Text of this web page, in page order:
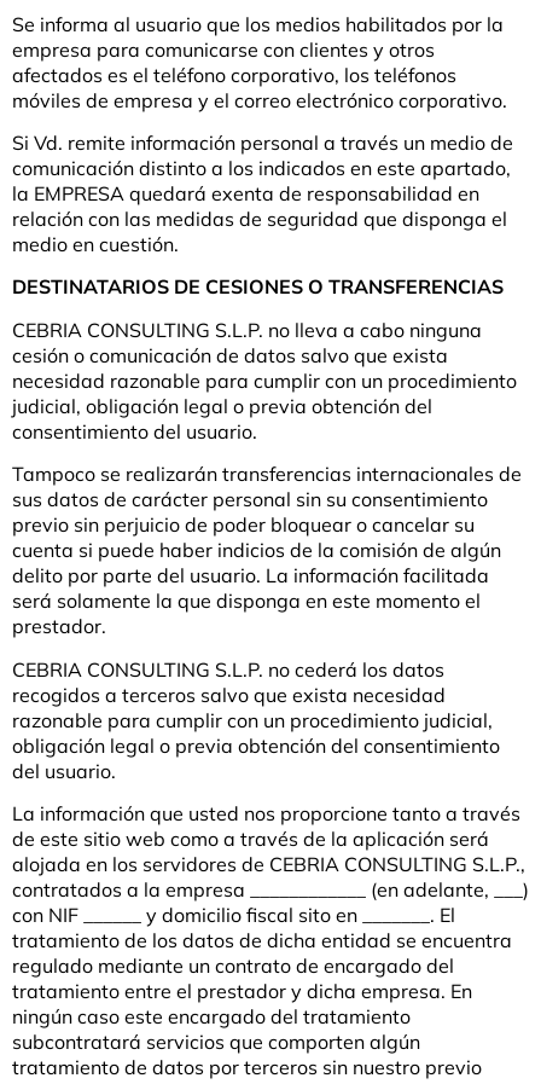
Se informa al usuario que los medios habilitados por la
empresa para comunicarse con clientes y otros
afectados es el teléfono corporativo, los teléfonos
móviles de empresa y el correo electrónico corporativo.
Si Vd. remite información personal a través un medio de
comunicación distinto a los indicados en este apartado,
la EMPRESA quedará exenta de responsabilidad en
relación con las medidas de seguridad que disponga el
medio en cuestión.
DESTINATARIOS DE CESIONES O TRANSFERENCIAS
CEBRIA CONSULTING S.L.P. no lleva a cabo ninguna
cesión o comunicación de datos salvo que exista
necesidad razonable para cumplir con un procedimiento
judicial, obligación legal o previa obtención del
consentimiento del usuario.
Tampoco se realizarán transferencias internacionales de
sus datos de carácter personal sin su consentimiento
previo sin perjuicio de poder bloquear o cancelar su
cuenta si puede haber indicios de la comisión de algún
delito por parte del usuario. La información facilitada
será solamente la que disponga en este momento el
prestador.
CEBRIA CONSULTING S.L.P. no cederá los datos
recogidos a terceros salvo que exista necesidad
razonable para cumplir con un procedimiento judicial,
obligación legal o previa obtención del consentimiento
del usuario.
La información que usted nos proporcione tanto a través
de este sitio web como a través de la aplicación será
alojada en los servidores de CEBRIA CONSULTING S.L.P.,
contratados a la empresa ____________ (en adelante, ___)
con NIF ______ y domicilio fiscal sito en _______. El
tratamiento de los datos de dicha entidad se encuentra
regulado mediante un contrato de encargado del
tratamiento entre el prestador y dicha empresa. En
ningún caso este encargado del tratamiento
subcontratará servicios que comporten algún
tratamiento de datos por terceros sin nuestro previo